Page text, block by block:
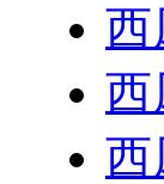
西
西
西